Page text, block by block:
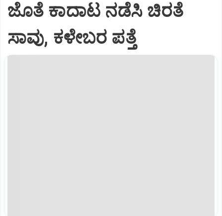
ಜೊತೆ ಕಾದಾಟ ನಡೆಸಿ ಚಿರತೆ
ಸಾವು, ಕಳೇಬರ ಪತ್ತೆ